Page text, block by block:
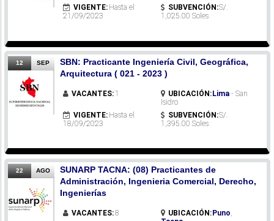
VIGENTE: Hasta el
21/09/2023
SUBVENCIÓN:S/.
1,025.00 Soles
12 SEP
SBN: Practicante Ingeniería Civil, Geográfica,
Arquitectura ( 021 - 2023 )
VACANTES: 1 UBICACIÓN: Lima - San
Isidro
VIGENTE: Hasta el
18/09/2023
SUBVENCIÓN:S/.
1,395.00 Soles
22 AGO
SUNARP TACNA: (08) Practicantes de
Administración, Ingenieria Comercial, Derecho,
Ingenierías
VACANTES:8 UBICACIÓN:Puno